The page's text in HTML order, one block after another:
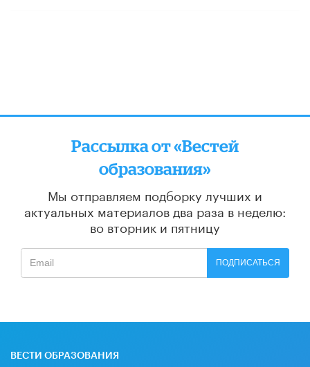
Рассылка от «Вестей
образования»
Мы отправляем подборку лучших и
актуальных материалов два раза в неделю:
во вторник и пятницу
ПОДПИСАТЬСЯ
ВЕСТИ ОБРАЗОВАНИЯ